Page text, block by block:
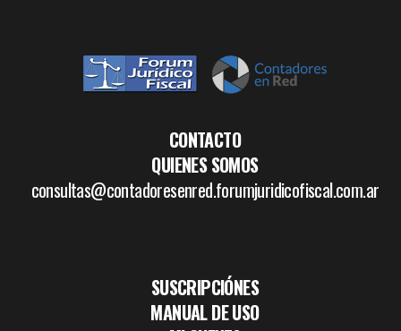
CONTACTO
QUIENES SOMOS
consultas@contadoresenred.forumjuridicofiscal.com.ar
SUSCRIPCIÓNES
MANUAL DE USO